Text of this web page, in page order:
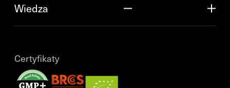
Wiedza
Certyfikaty